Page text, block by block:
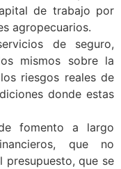
de trabajo por
agropecuarios.
de seguro,
mismos sobre la
riesgos reales de
donde estas
fomento a largo
que no
presupuesto, que se